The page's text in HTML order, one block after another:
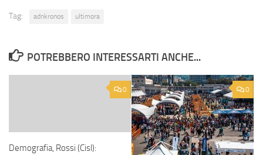
Tag: adnkronos ultimora
POTREBBERO INTERESSARTI ANCHE...
0
Demografia, Rossi (Cisl):
0